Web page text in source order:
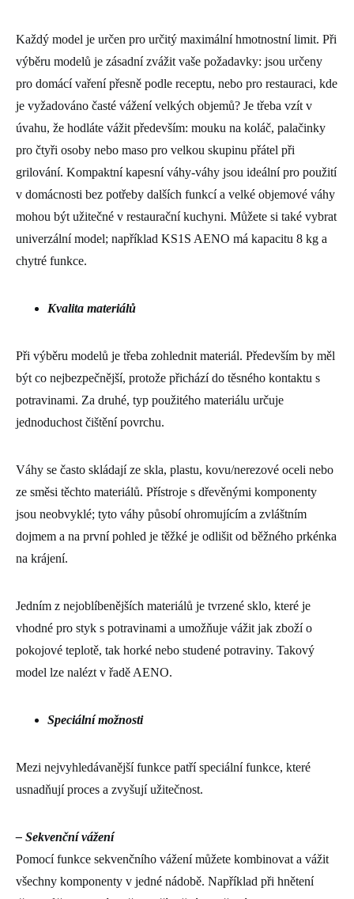
Každý model je určen pro určitý maximální hmotnostní limit. Při
výběru modelů je zásadní zvážit vaše požadavky: jsou určeny
pro domácí vaření přesně podle receptu, nebo pro restauraci, kde
je vyžadováno časté vážení velkých objemů? Je třeba vzít v
úvahu, že hodláte vážit především: mouku na koláč, palačinky
pro čtyři osoby nebo maso pro velkou skupinu přátel při
grilování. Kompaktní kapesní váhy-váhy jsou ideální pro použití
v domácnosti bez potřeby dalších funkcí a velké objemové váhy
mohou být užitečné v restaurační kuchyni. Můžete si také vybrat
univerzální model; například KS1S AENO má kapacitu 8 kg a
chytré funkce.
Kvalita materiálů
Při výběru modelů je třeba zohlednit materiál. Především by měl
být co nejbezpečnější, protože přichází do těsného kontaktu s
potravinami. Za druhé, typ použitého materiálu určuje
jednoduchost čištění povrchu.
Váhy se často skládají ze skla, plastu, kovu/nerezové oceli nebo
ze směsi těchto materiálů. Přístroje s dřevěnými komponenty
jsou neobvyklé; tyto váhy působí ohromujícím a zvláštním
dojmem a na první pohled je těžké je odlišit od běžného prkénka
na krájení.
Jedním z nejoblíbenějších materiálů je tvrzené sklo, které je
vhodné pro styk s potravinami a umožňuje vážit jak zboží o
pokojové teplotě, tak horké nebo studené potraviny. Takový
model lze nalézt v řadě AENO.
Speciální možnosti
Mezi nejvyhledávanější funkce patří speciální funkce, které
usnadňují proces a zvyšují užitečnost.
– Sekvenční vážení
Pomocí funkce sekvenčního vážení můžete kombinovat a vážit
všechny komponenty v jedné nádobě. Například při hnětení